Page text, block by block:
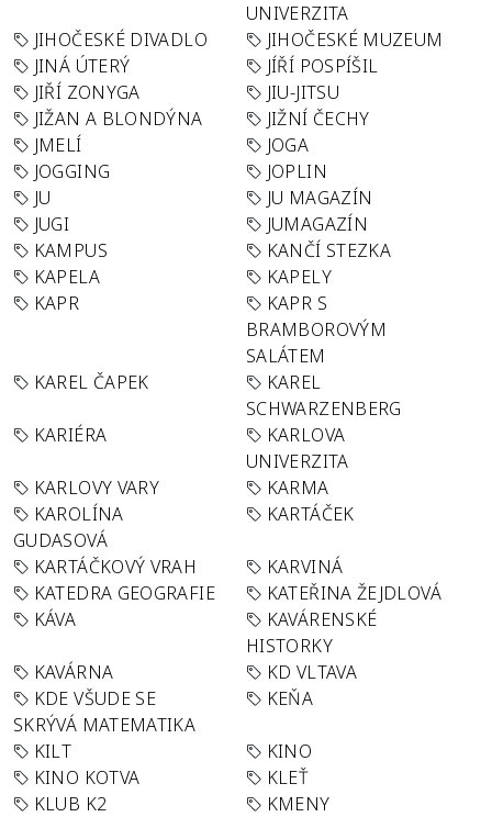
UNIVERZITA
JIHOČESKÉ DIVADLO
JIHOČESKÉ MUZEUM
JINÁ ÚTERÝ
JÍŘÍ POSPÍŠIL
JIŘÍ ZONYGA
JIU-JITSU
JIŽAN A BLONDÝNA
JIŽNÍ ČECHY
JMELÍ
JOGA
JOGGING
JOPLIN
JU
JU MAGAZÍN
JUGI
JUMAGAZÍN
KAMPUS
KANČÍ STEZKA
KAPELA
KAPELY
KAPR
KAPR S
BRAMBOROVÝM
SALÁTEM
KAREL ČAPEK
KAREL
SCHWARZENBERG
KARIÉRA
KARLOVA
UNIVERZITA
KARLOVY VARY
KARMA
KAROLÍNA
GUDASOVÁ
KARTÁČEK
KARTÁČKOVÝ VRAH
KARVINÁ
KATEDRA GEOGRAFIE
KATEŘINA ŽEJDLOVÁ
KÁVA
KAVÁRENSKÉ
HISTORKY
KAVÁRNA
KD VLTAVA
KDE VŠUDE SE
SKRÝVÁ MATEMATIKA
KEŇA
KILT
KINO
KINO KOTVA
KLEŤ
KLUB K2
KMENY